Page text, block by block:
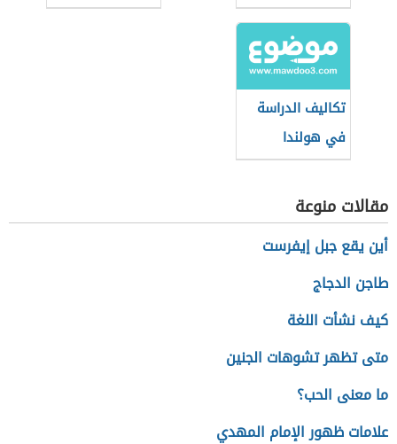
بلوم؟
تكاليف الدراسة
في هولندا
مقالات منوعة
أين يقع جبل إيفرست
طاجن الدجاج
كيف نشأت اللغة
متى تظهر تشوهات الجنين
ما معنى الحب؟
علامات ظهور الإمام المهدي